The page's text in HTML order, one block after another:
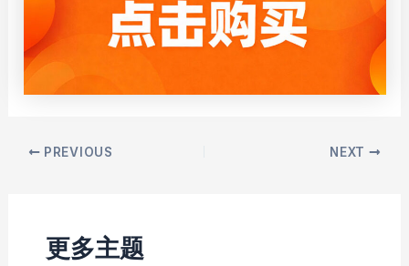
Post PREVIOUS NEXT
更多主题